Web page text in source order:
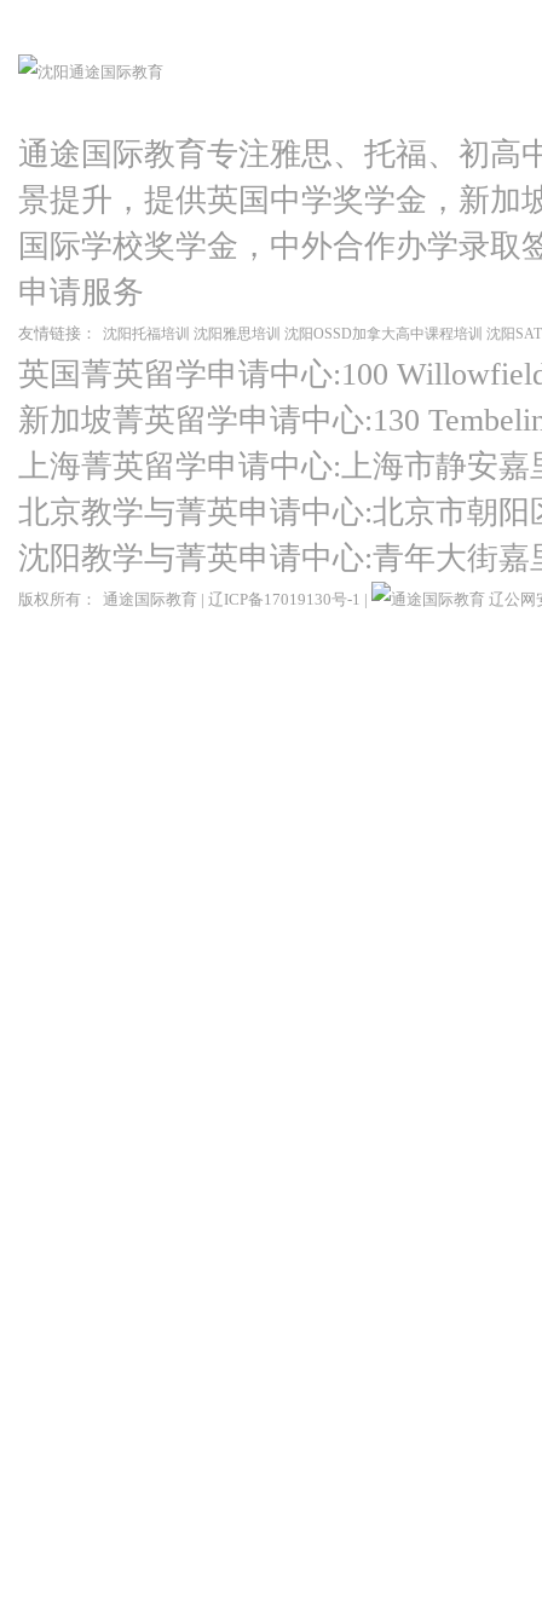
通途国际教育专注雅思、托福、初高
景提升，提供英国中学奖学金，新加
国际学校奖学金，中外合作办学录取
申请服务
友情链接： 沈阳托福培训 沈阳雅思培训 沈阳OSSD加拿大高中课程培训 沈阳
英国菁英留学申请中心:100
新加坡菁英留学申请中心:130
上海菁英留学申请中心:上海市静安嘉
北京教学与菁英申请中心:北京市朝
沈阳教学与菁英申请中心:青年大街
版权所有： 通途国际教育 | 辽ICP备17019130号-1 | 辽公网